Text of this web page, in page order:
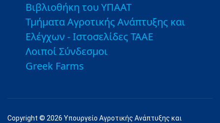
Βιβλιοθήκη του ΥΠΑΑΤ
Τμήματα Αγροτικής Ανάπτυξης και
Ελέγχων - Ιστοσελίδες ΤΑΑΕ
Λοιποί Σύνδεσμοι
Greek Farms
Copyright © 2026 Υπουργείο Αγροτικής Ανάπτυξης και